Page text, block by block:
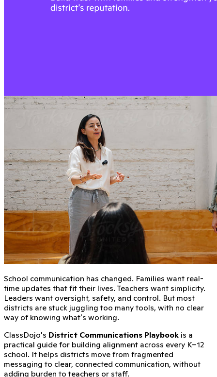
School communication has changed. Families want real-
time updates that fit their lives. Teachers want simplicity.
Leaders want oversight, safety, and control. But most
districts are stuck juggling too many tools, with no clear
way of knowing what's working.
ClassDojo's District Communications Playbook is a
practical guide for building alignment across every K–12
school. It helps districts move from fragmented
messaging to clear, connected communication, without
adding burden to teachers or staff.